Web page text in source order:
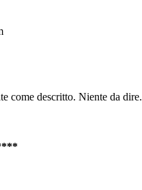
come descritto. Niente da dire.